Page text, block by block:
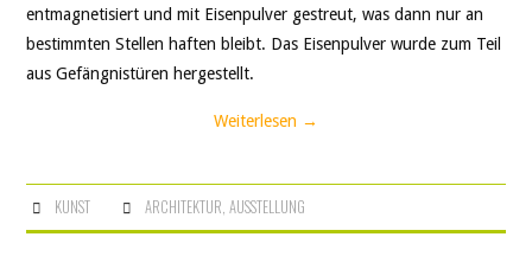
entmagnetisiert und mit Eisenpulver gestreut, was dann nur an
bestimmten Stellen haften bleibt. Das Eisenpulver wurde zum Teil
aus Gefängnistüren hergestellt.
Weiterlesen →
KUNST ARCHITEKTUR, AUSSTELLUNG